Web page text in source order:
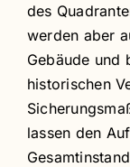
des
werden aber
Gebäude und
historischen
lassen den